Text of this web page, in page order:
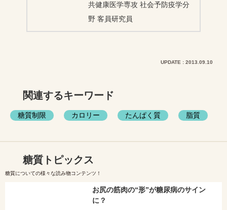
共健康医学専攻 社会予防疫学分
野 客員研究員
UPDATE : 2013.09.10
関連するキーワード
糖質制限 カロリー たんぱく質 脂質
糖質トピックス
糖質についての様々な読み物コンテンツ！
お尻の筋肉の“形”が糖尿病のサイン
に？